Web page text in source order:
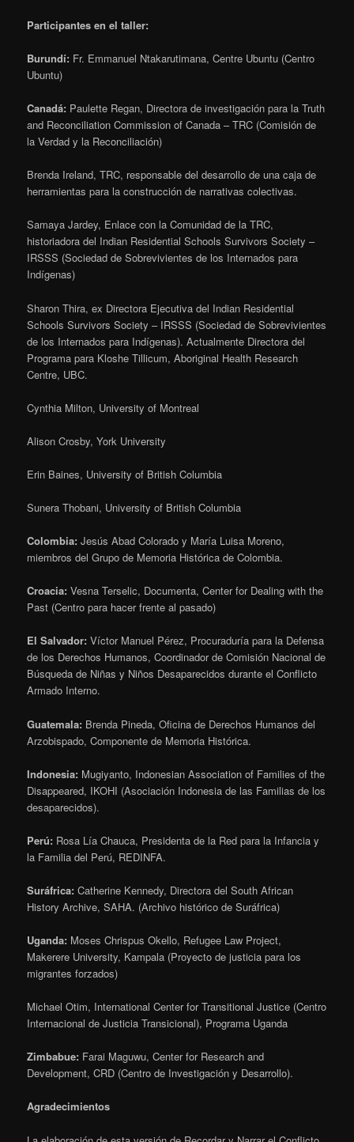
Participantes en el taller:
Burundí: Fr. Emmanuel Ntakarutimana, Centre Ubuntu (Centro
Ubuntu)
Canadá: Paulette Regan, Directora de investigación para la Truth
and Reconciliation Commission of Canada – TRC (Comisión de
la Verdad y la Reconciliación)
Brenda Ireland, TRC, responsable del desarrollo de una caja de
herramientas para la construcción de narrativas colectivas.
Samaya Jardey, Enlace con la Comunidad de la TRC,
historiadora del Indian Residential Schools Survivors Society –
IRSSS (Sociedad de Sobrevivientes de los Internados para
Indígenas)
Sharon Thira, ex Directora Ejecutiva del Indian Residential
Schools Survivors Society – IRSSS (Sociedad de Sobrevivientes
de los Internados para Indígenas). Actualmente Directora del
Programa para Kloshe Tillicum, Aboriginal Health Research
Centre, UBC.
Cynthia Milton, University of Montreal
Alison Crosby, York University
Erin Baines, University of British Columbia
Sunera Thobani, University of British Columbia
Colombia:Jesús Abad Colorado y María Luisa Moreno,
miembros del Grupo de Memoria Histórica de Colombia.
Croacia:Vesna Terselic, Documenta, Center for Dealing with the
Past (Centro para hacer frente al pasado)
El Salvador: Víctor Manuel Pérez, Procuraduría para la Defensa
de los Derechos Humanos, Coordinador de Comisión Nacional de
Búsqueda de Niñas y Niños Desaparecidos durante el Conflicto
Armado Interno.
Guatemala: Brenda Pineda, Oficina de Derechos Humanos del
Arzobispado, Componente de Memoria Histórica.
Indonesia: Mugiyanto, Indonesian Association of Families of the
Disappeared, IKOHI (Asociación Indonesia de las Familias de los
desaparecidos).
Perú: Rosa Lía Chauca, Presidenta de la Red para la Infancia y
la Familia del Perú, REDINFA.
Suráfrica: Catherine Kennedy, Directora del South African
History Archive, SAHA. (Archivo histórico de Suráfrica)
Uganda: Moses Chrispus Okello, Refugee Law Project,
Makerere University, Kampala (Proyecto de justicia para los
migrantes forzados)
Michael Otim, International Center for Transitional Justice (Centro
Internacional de Justicia Transicional), Programa Uganda
Zimbabue: Farai Maguwu, Center for Research and
Development, CRD (Centro de Investigación y Desarrollo).
Agradecimientos